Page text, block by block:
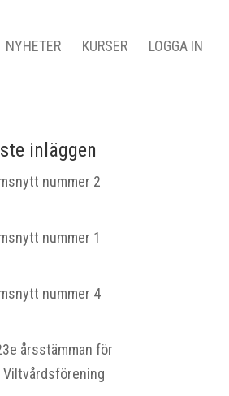
NYHETER KURSER LOGGA IN
inläggen
nummer 2
nummer 1
nummer 4
årsstämman för
Viltvårdsförening